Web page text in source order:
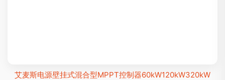
艾麦斯电源壁挂式混合型MPPT控制器60kW120kW320kW